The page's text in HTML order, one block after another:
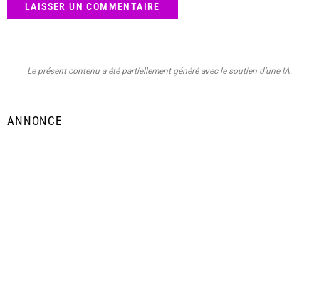
Le présent contenu a été partiellement généré avec le soutien d’une IA.
ANNONCE